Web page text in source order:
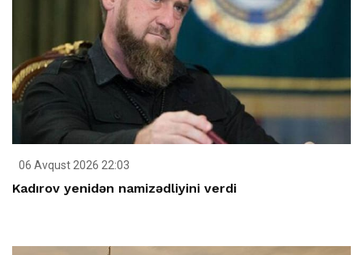
06 Avqust 2026 22:03
Kadırov yenidən namizədliyini verdi